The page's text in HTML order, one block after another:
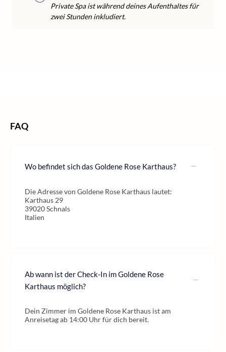
Private Spa ist während deines Aufenthaltes für
zwei Stunden inkludiert.
FAQ
Wo befindet sich das Goldene Rose Karthaus?
Die Adresse von Goldene Rose Karthaus lautet:
Karthaus 29
39020 Schnals
Italien
Ab wann ist der Check-In im Goldene Rose
Karthaus möglich?
Dein Zimmer im Goldene Rose Karthaus ist am
Anreisetag ab 14:00 Uhr für dich bereit.